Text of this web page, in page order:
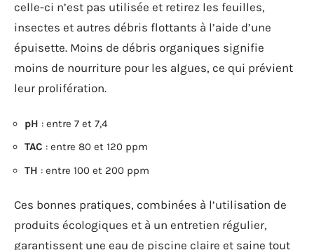
système de filtration fonctionne correctement et
nettoyez régulièrement les filtres. Une bonne
circulation de l’eau empêche la stagnation et réduit
les risques de développement d’algues.
Prévention des débris organiques
Empêchez les débris organiques d’entrer dans votre
piscine. Utilisez une couverture de piscine lorsque
celle-ci n’est pas utilisée et retirez les feuilles,
insectes et autres débris flottants à l’aide d’une
épuisette. Moins de débris organiques signifie